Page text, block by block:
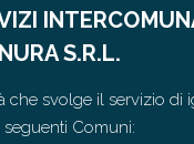
S.R.L.
che svolge il servizio di
Comuni: